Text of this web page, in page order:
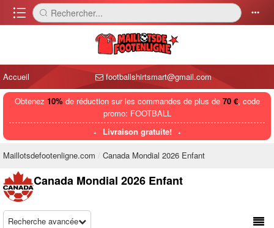
󰈍 󰅼 Rechercher... 󰄒
Accueil footballshirtsmart@gmail.com
Obtenez 10%de réduction sur les commandes de plus de 70 €, code
promo: FOOTBALL
Livraison gratuite!
Maillotsdefootenligne.com Canada Mondial 2026 Enfant
Canada Mondial 2026 Enfant
Recherche avancée